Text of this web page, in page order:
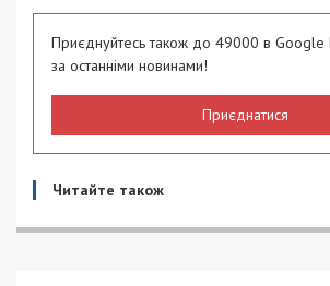
Приєднуйтесь також до 49000 в Google
за останніми новинами!
Приєднатися
Читайте також